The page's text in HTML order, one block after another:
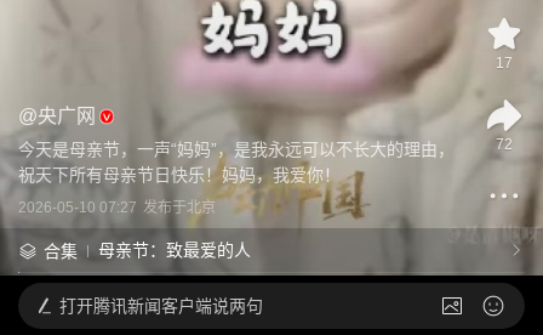
@央广网
今天是母亲节，一声“妈妈”，是我永远可以不长大的理由，
祝天下所有母亲节日快乐！妈妈，我爱你！
2026-05-10 07:27 发布于北京
合集 母亲节：致最爱的人
17
72
打开腾讯新闻客户端说两句